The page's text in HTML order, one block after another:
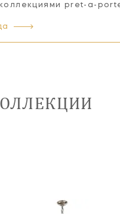
pret-a-